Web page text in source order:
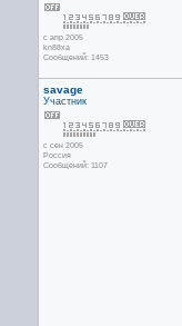
с апр 2005
kn88xa
Сообщений: 1453
savage
Участник
с сен 2005
Россия
Сообщений: 1107